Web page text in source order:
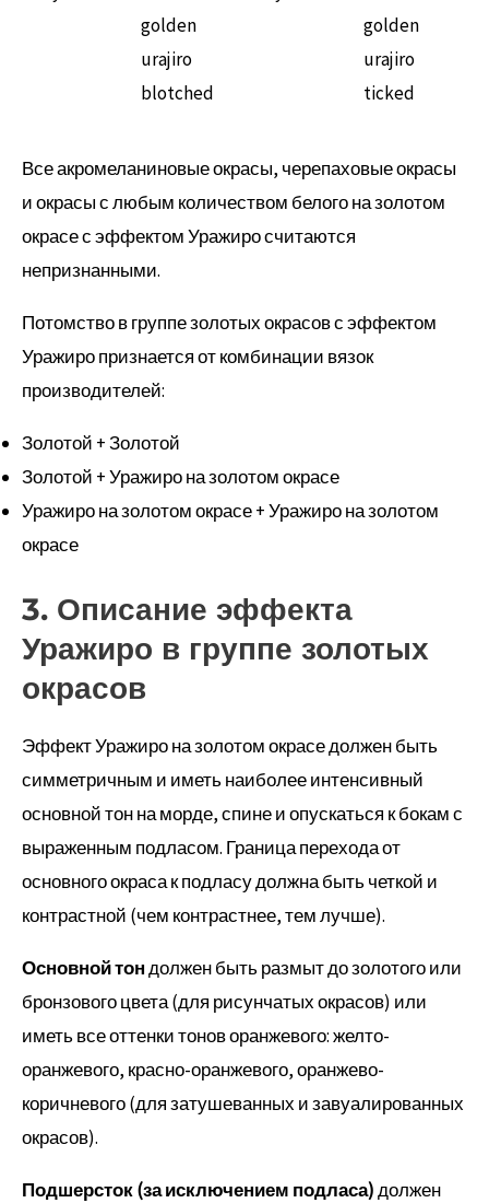
golden
urajiro
blotched
golden
urajiro
ticked
Все акромеланиновые окрасы, черепаховые окрасы
и окрасы с любым количеством белого на золотом
окрасе с эффектом Уражиро считаются
непризнанными.
Потомство в группе золотых окрасов с эффектом
Уражиро признается от комбинации вязок
производителей:
Золотой + Золотой
Золотой + Уражиро на золотом окрасе
Уражиро на золотом окрасе + Уражиро на золотом
окрасе
3. Описание эффекта
Уражиро в группе золотых
окрасов
Эффект Уражиро на золотом окрасе должен быть
симметричным и иметь наиболее интенсивный
основной тон на морде, спине и опускаться к бокам с
выраженным подласом. Граница перехода от
основного окраса к подласу должна быть четкой и
контрастной (чем контрастнее, тем лучше).
Основной тондолжен быть размыт до золотого или
бронзового цвета (для рисунчатых окрасов) или
иметь все оттенки тонов оранжевого: желто-
оранжевого, красно-оранжевого, оранжево-
коричневого (для затушеванных и завуалированных
окрасов).
Подшерсток (за исключением подласа)должен